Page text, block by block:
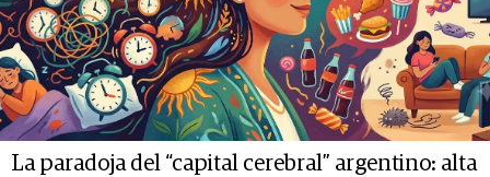
La paradoja del “capital cerebral” argentino: alta